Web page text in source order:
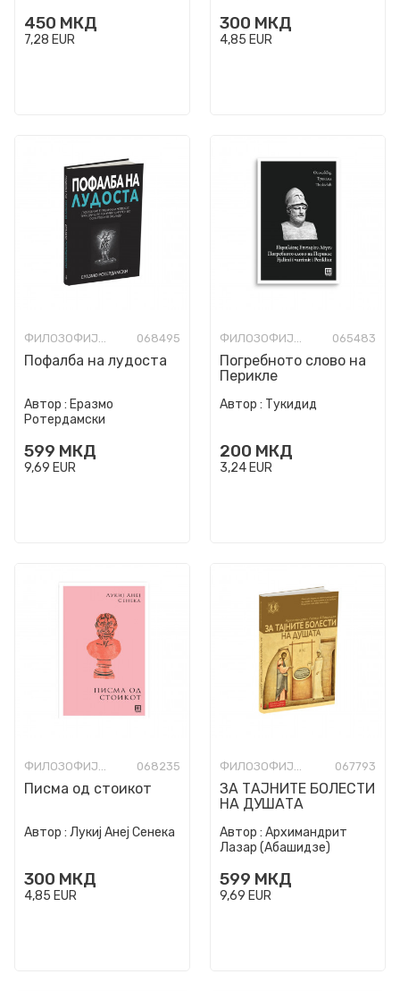
450 МКД
7,28 EUR
300 МКД
4,85 EUR
ФИЛОЗОФИЈА И СВЕТОГЛЕД 068495
Пофалба на лудоста
Автор : Еразмо
Ротердамски
599 МКД
9,69 EUR
ФИЛОЗОФИЈА И СВЕТОГЛЕД 065483
Погребното слово на
Перикле
Автор : Тукидид
200 МКД
3,24 EUR
ФИЛОЗОФИЈА И СВЕТОГЛЕД 068235
Писма од стоикот
Автор : Лукиј Анеј Сенека
300 МКД
4,85 EUR
ФИЛОЗОФИЈА И СВЕТОГЛЕД 067793
ЗА ТАЈНИТЕ БОЛЕСТИ
НА ДУШАТА
Автор : Архимандрит
Лазар (Абашидзе)
599 МКД
9,69 EUR